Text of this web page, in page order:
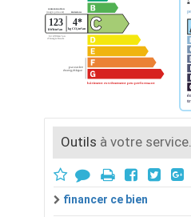
Outils à votre service...
financer ce bien